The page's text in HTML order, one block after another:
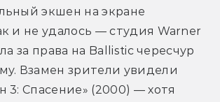
экшен на экране
и не удалось — студия Warner
за права на Ballistic чересчур
Взамен зрители увидели
3: Спасение» (2000) — хотя